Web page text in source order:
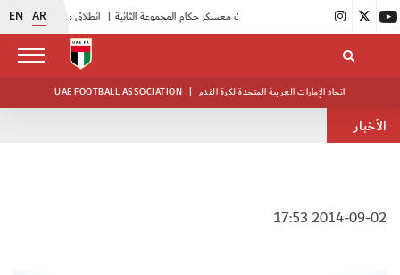
EN AR انطلاق منافسات بطولة النخبة لحرس الرئاسة |
UAE FOOTBALL ASSOCIATION | اتحاد الإمارات العربية المتحدة لكرة القدم
الأخبار
2014-09-02 17:53